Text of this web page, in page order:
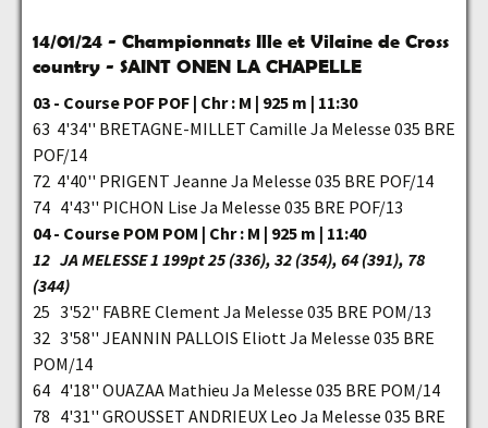
14/01/24 - Championnats Ille et Vilaine de Cross
country - SAINT ONEN LA CHAPELLE
03 - Course POF POF | Chr : M | 925 m | 11:30
63 4'34'' BRETAGNE-MILLET Camille Ja Melesse 035 BRE
POF/14
72 4'40'' PRIGENT Jeanne Ja Melesse 035 BRE POF/14
74 4'43'' PICHON Lise Ja Melesse 035 BRE POF/13
04 - Course POM POM | Chr : M | 925 m | 11:40
12 JA MELESSE 1 199pt 25 (336), 32 (354), 64 (391), 78
(344)
25 3'52'' FABRE Clement Ja Melesse 035 BRE POM/13
32 3'58'' JEANNIN PALLOIS Eliott Ja Melesse 035 BRE
POM/14
64 4'18'' OUAZAA Mathieu Ja Melesse 035 BRE POM/14
78 4'31'' GROUSSET ANDRIEUX Leo Ja Melesse 035 BRE